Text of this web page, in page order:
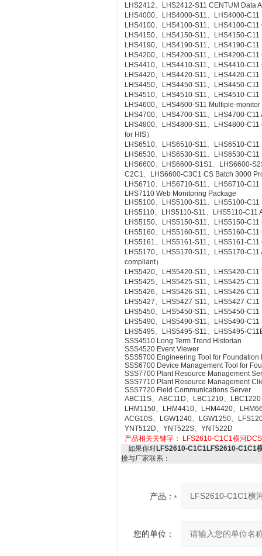
LHS2412、LHS2412-S11 CENTUM Data
LHS4000、LHS4000-S11、LHS4000-
LHS4100、LHS4100-S11、LHS4100-
LHS4150、LHS4150-S11、LHS4150-
LHS4190、LHS4190-S11、LHS4190-
LHS4200、LHS4200-S11、LHS4200-
LHS4410、LHS4410-S11、LHS4410-
LHS4420、LHS4420-S11、LHS4420-
LHS4450、LHS4450-S11、LHS4450-
LHS4510、LHS4510-S11、LHS4510-
LHS4600、LHS4600-S11 Multiple-
LHS4700、LHS4700-S11、LHS4700-
LHS4800、LHS4800-S11、LHS4800-
for HIS）
LHS6510、LHS6510-S11、LHS6510-
LHS6530、LHS6530-S11、LHS6530-
LHS6600、LHS6600-S1S1、LHS6600-
C2C1、LHS6600-C3C1 CS Batch 3000
LHS6710、LHS6710-S11、LHS6710-
LHS7110 Web Monitoring Package
LHS5100、LHS5100-S11、LHS5100-
LHS5110、LHS5110-S11、LHS5110-C11
LHS5150、LHS5150-S11、LHS5150-
LHS5160、LHS5160-S11、LHS5160-
LHS5161、LHS5161-S11、LHS5161-
LHS5170、LHS5170-S11、LHS5170-
compliant）
LHS5420、LHS5420-S11、LHS5420-C11
LHS5425、LHS5425-S11、LHS5425-
LHS5426、LHS5426-S11、LHS5426-
LHS5427、LHS5427-S11、LHS5427-
LHS5450、LHS5450-S11、LHS5450-
LHS5490、LHS5490-S11、LHS5490-
LHS5495、LHS5495-S11、LHS5495-
SSS4510 Long Term Trend Historian
SSS4520 Event Viewer
SSS5700 Engineering Tool for Foundation
SSS6700 Device Management Tool for
SSS7700 Plant Resource Management
SSS7710 Plant Resource Management
SSS7720 Field Communications Server
ABC11S、ABC11D、LBC1210、
LHM1150、LHM4410、LHM4420、
ACG10S、LGW1240、LGW1250、
YNT512D、YNT522S、YNT522D
产品相关关键字：
LFS2610-C1C1横河
如果你对LFS2610-C1C1LFS2610-C1C1
接与厂家联系：
产品：
您的单位：